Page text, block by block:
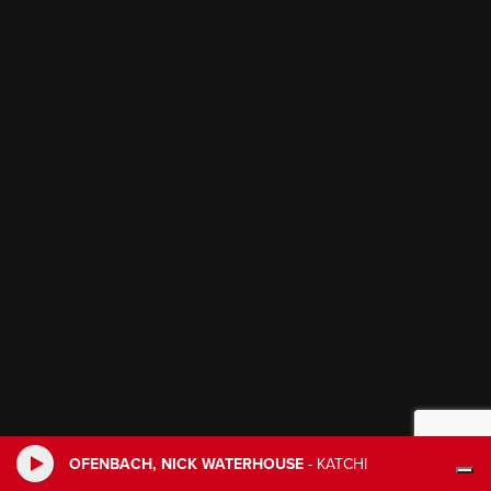
OFENBACH, NICK WATERHOUSE - KATCHI